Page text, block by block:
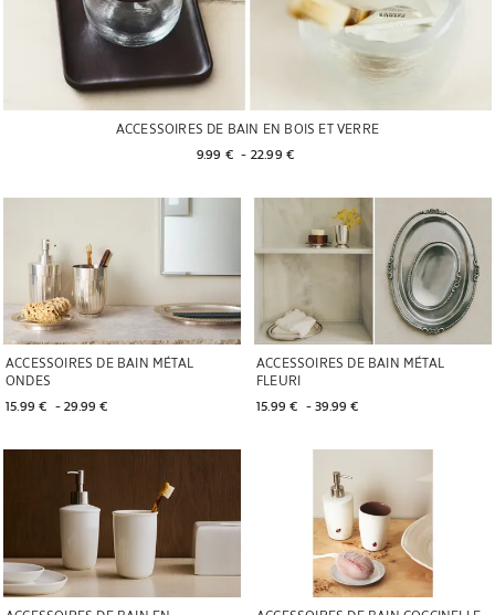
ACCESSOIRES DE BAIN EN BOIS ET VERRE
9.99 € - 22.99 €
ACCESSOIRES DE BAIN MÉTAL
ONDES
15.99 € - 29.99 €
ACCESSOIRES DE BAIN MÉTAL
FLEURI
15.99 € - 39.99 €